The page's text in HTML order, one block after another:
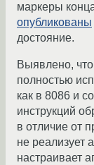
маркеры
опубликованы
достояние.
Выявлено,
полностью
как в 8086 и
инструкций
в отличие от
не реализует
настраивает